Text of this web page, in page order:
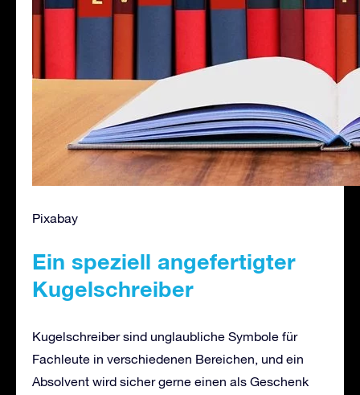
Pixabay
Ein speziell angefertigter
Kugelschreiber
Kugelschreiber sind unglaubliche Symbole für
Fachleute in verschiedenen Bereichen, und ein
Absolvent wird sicher gerne einen als Geschenk